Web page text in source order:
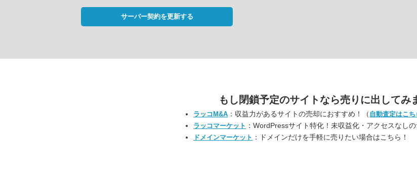
サーバー契約を更新する
もし閉鎖予定のサイトなら売りに出してみ
ラッコM&A ：収益力があるサイトの売却におすすめ！（ 自動査定はこち
ラッコマーケット ：WordPressサイト特化！未収益化・アクセスなし
ドメインマーケット ：ドメインだけを手軽に売りたい場合はこちら！